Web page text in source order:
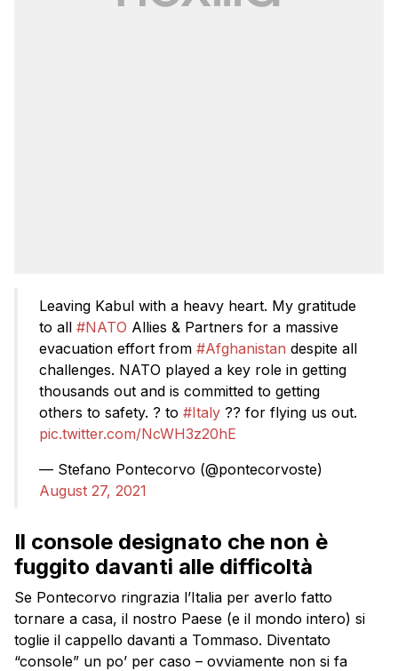
Leaving Kabul with a heavy heart. My gratitude
to all #NATO Allies & Partners for a massive
evacuation effort from #Afghanistan despite all
challenges. NATO played a key role in getting
thousands out and is committed to getting
others to safety. ? to #Italy ?? for flying us out.
pic.twitter.com/NcWH3z20hE
— Stefano Pontecorvo (@pontecorvoste)
August 27, 2021
Il console designato che non è
fuggito davanti alle difficoltà
Se Pontecorvo ringrazia l’Italia per averlo fatto
tornare a casa, il nostro Paese (e il mondo intero) si
toglie il cappello davanti a Tommaso. Diventato
“console” un po’ per caso – ovviamente non si fa